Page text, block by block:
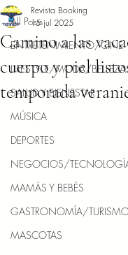
All Posts
ENTRETENIMIENTO/CINE
LIFESTYLE/MODA/BELLEZA
SALUD Y BIENESTAR
MÚSICA
DEPORTES
NEGOCIOS/
MAMÁS Y BEBÉS
GASTRONOMÍA/
MASCOTAS
Camino a las
cuerpo y piel
temporada
Revista Booking
15 jul 2025